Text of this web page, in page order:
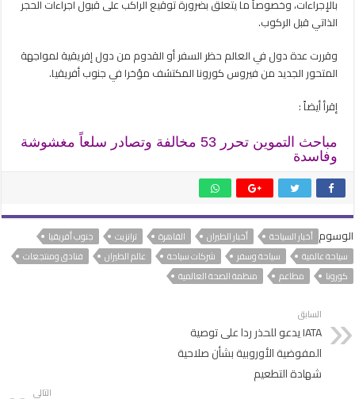
بالإجراءات، وخصوصاً ما يتعلق بضرورة توقيع الراكب على قبول اجراءات الحجر
الذاتي قبل الركوب.
وقررت عدة دول في العالم حظر السفر أو القدوم من دول إفريقية لمواجهة
المتحور الجديد من فيروس كورونا المكتشف مؤخرا في جنوب أفريقيا.
إقرأ أيضاً :
مباحث التموين تحرر 53 مخالفة وتصادر سلعاً مغشوشة
وفاسدة
الوسوم أخبار السياحة أخبار الطيران القاهرة ترانزيت
جنوب أفريقيا
سياحة عالمية
سياحة وسفر شركات سياحة عالم الطيران
فنادق ومنتجعات
كورونا
مطاعم منظمة الصحة العالمية
السابق
IATA يدعو للحذر ردا على توصية
المفوضية الأوروبية بشأن صلاحية
شهادة التطعيم
التالي